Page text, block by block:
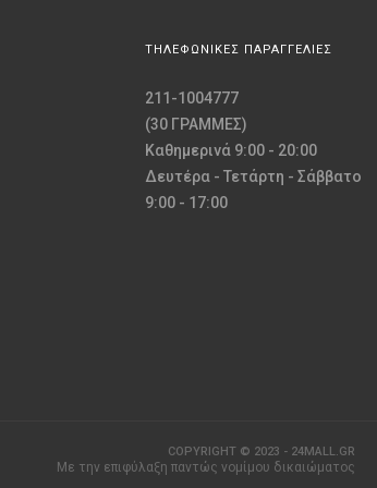
ΤΗΛΕΦΩΝΙΚΕΣ ΠΑΡΑΓΓΕΛΙΕΣ
211-1004777
(30 ΓΡΑΜΜΕΣ)
Καθημερινά 9:00 - 20:00
Δευτέρα - Τετάρτη - Σάββατο
9:00 - 17:00
COPYRIGHT © 2023 - 24MALL.GR
Με την επιφύλαξη παντώς νομίμου δικαιώματος